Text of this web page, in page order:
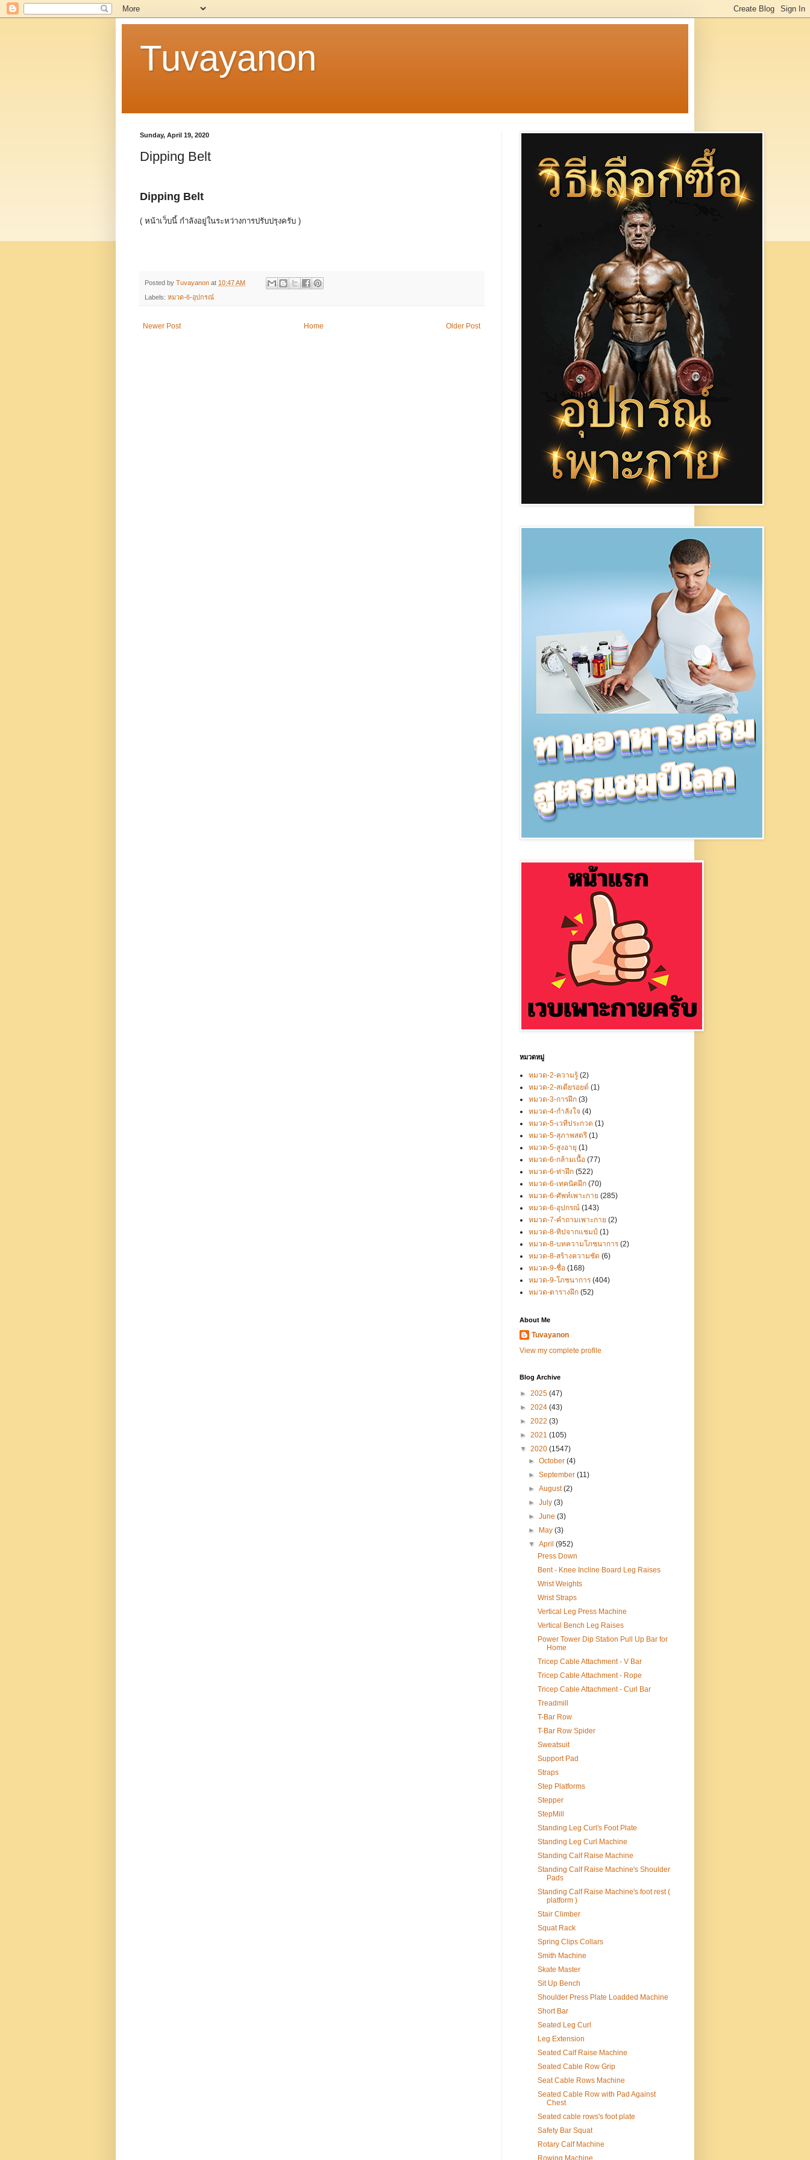
Tuvayanon
Sunday, April 19, 2020
Dipping Belt
Dipping Belt
( หน้าเว็บนี้ กำลังอยู่ในระหว่างการปรับปรุงครับ )
Posted by Tuvayanon at 10:47 AM
Labels: หมวด-6-อุปกรณ์
Newer Post Older Post
Home
หมวดหมู่
หมวด-2-ความรู้ (2)
หมวด-2-สเตียรอยด์ (1)
หมวด-3-การฝึก (3)
หมวด-4-กำลังใจ (4)
หมวด-5-เวทีประกวด (1)
หมวด-5-สุภาพสตรี (1)
หมวด-5-สูงอายุ (1)
หมวด-6-กล้ามเนื้อ (77)
หมวด-6-ท่าฝึก (522)
หมวด-6-เทคนิคฝึก (70)
หมวด-6-ศัพท์เพาะกาย (285)
หมวด-6-อุปกรณ์ (143)
หมวด-7-คำถามเพาะกาย (2)
หมวด-8-ทิปจากแชมป์ (1)
หมวด-8-บทความโภชนาการ (2)
หมวด-8-สร้างความชัด (6)
หมวด-9-ชื่อ (168)
หมวด-9-โภชนาการ (404)
หมวด-ตารางฝึก (52)
About Me
Tuvayanon
View my complete profile
Blog Archive
► 2025 (47)
► 2024 (43)
► 2022 (3)
► 2021 (105)
▼ 2020 (1547)
►October(4)
►September(11)
►August(2)
►July(3)
►June(3)
►
May(3)
▼April(952)
Press Down
Bent - Knee Incline Board Leg Raises
Wrist Weights
Wrist Straps
Vertical Leg Press Machine
Vertical Bench Leg Raises
Power Tower Dip Station Pull Up Bar for
Home
Tricep Cable Attachment - V Bar
Tricep Cable Attachment - Rope
Tricep Cable Attachment - Curl Bar
Treadmill
T-Bar Row
T-Bar Row Spider
Sweatsuit
Support Pad
Straps
Step Platforms
Stepper
StepMill
Standing Leg Curl's Foot Plate
Standing Leg Curl Machine
Standing Calf Raise Machine
Standing Calf Raise Machine's Shoulder
Pads
Standing Calf Raise Machine's foot rest (
platform )
Stair Climber
Squat Rack
Spring Clips Collars
Smith Machine
Skate Master
Sit Up Bench
Shoulder Press Plate Loadded Machine
Short Bar
Seated Leg Curl
Leg Extension
Seated Calf Raise Machine
Seated Cable Row Grip
Seat Cable Rows Machine
Seated Cable Row with Pad Against
Chest
Seated cable rows's foot plate
Safety Bar Squat
Rotary Calf Machine
Rowing Machine